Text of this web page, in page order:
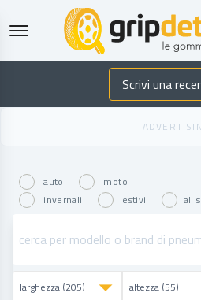
Scrivi una
auto
moto
invernali
estivi all